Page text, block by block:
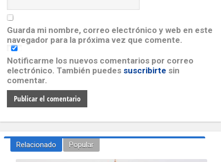
Guarda mi nombre, correo electrónico y web en este
navegador para la próxima vez que comente.
Notificarme los nuevos comentarios por correo
electrónico. También puedes suscribirte sin
comentar.
Relacionado Popular